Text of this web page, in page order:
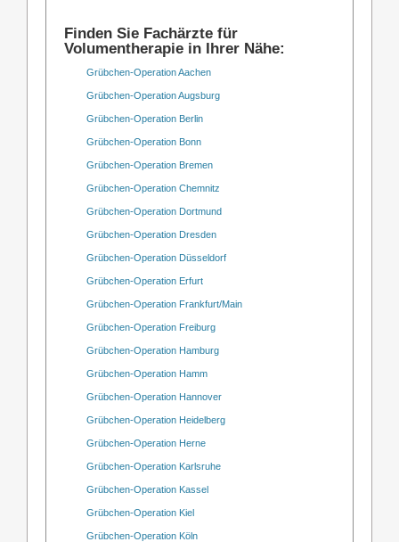
Finden Sie Fachärzte für
Volumentherapie in Ihrer Nähe:
Grübchen-Operation Aachen
Grübchen-Operation Augsburg
Grübchen-Operation Berlin
Grübchen-Operation Bonn
Grübchen-Operation Bremen
Grübchen-Operation Chemnitz
Grübchen-Operation Dortmund
Grübchen-Operation Dresden
Grübchen-Operation Düsseldorf
Grübchen-Operation Erfurt
Grübchen-Operation Frankfurt/Main
Grübchen-Operation Freiburg
Grübchen-Operation Hamburg
Grübchen-Operation Hamm
Grübchen-Operation Hannover
Grübchen-Operation Heidelberg
Grübchen-Operation Herne
Grübchen-Operation Karlsruhe
Grübchen-Operation Kassel
Grübchen-Operation Kiel
Grübchen-Operation Köln